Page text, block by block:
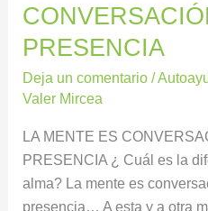
PRESENCIA
Deja un comentario /
Valer Mircea
LA MENTE ES
PRESENCIA ¿ Cuál es la
alma? La mente es
presencia… A esta y a otra